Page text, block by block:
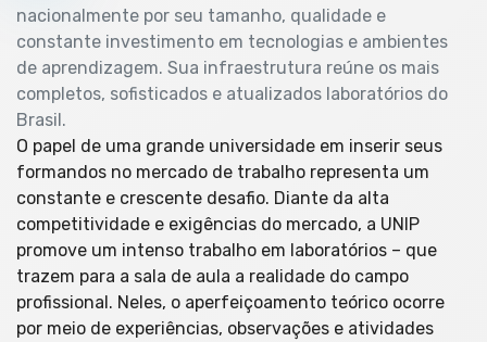
nacionalmente por seu tamanho, qualidade e
constante investimento em tecnologias e ambientes
de aprendizagem. Sua infraestrutura reúne os mais
completos, sofisticados e atualizados laboratórios do
Brasil.
O papel de uma grande universidade em inserir seus
formandos no mercado de trabalho representa um
constante e crescente desafio. Diante da alta
competitividade e exigências do mercado, a UNIP
promove um intenso trabalho em laboratórios – que
trazem para a sala de aula a realidade do campo
profissional. Neles, o aperfeiçoamento teórico ocorre
por meio de experiências, observações e atividades